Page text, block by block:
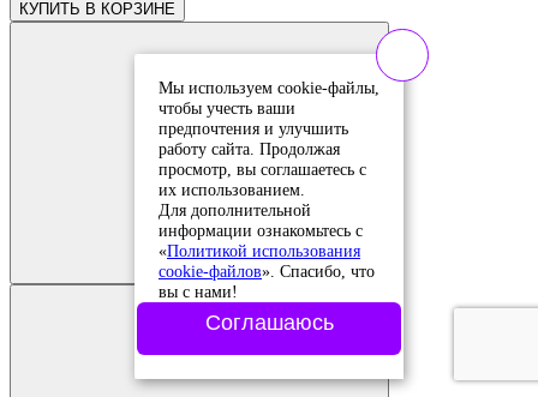
КУПИТЬ В КОРЗИНЕ
Добавить в
сравнение
Добавлено в
сравнение
Мы используем cookie-файлы,
чтобы учесть ваши
предпочтения и улучшить
работу сайта. Продолжая
просмотр, вы соглашаетесь с
их использованием.
Для дополнительной
информации ознакомьтесь с
«Политикой использования
cookie-файлов». Спасибо, что
вы с нами!
Соглашаюсь